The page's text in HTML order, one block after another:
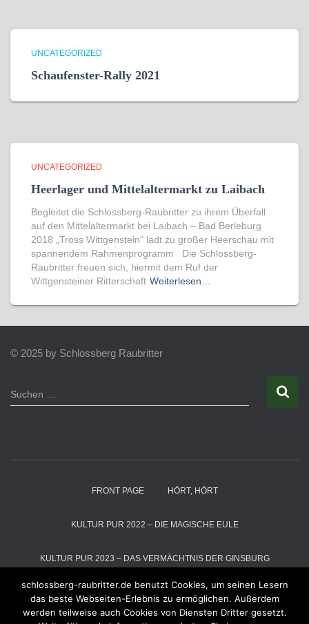
UNCATEGORIZED
Schaufenster-Rally 2021
UNCATEGORIZED
Heerlager und Mittelaltermarkt zu Laibach
Begleitet die Schlossberg-Raubritter zu ihrem Überfall
auf den Mittelaltermarkt bei Laibach – Bad Berleburg
2018 „Tross Wittgenstein“ lädt zu großer Heerschau mit
spannendem Rahmenprogramm Die Schlossberg-
Raubritter freuen sich, hiermit dem Ruf der
Wittgensteiner Ritterschaft Weiterlesen…
© 2025 by Schlossberg Raubritter
u
Suchen …
FRONT PAGE HÖRT, HÖRT
KULTUR PUR 2022 – DIE MAGISCHE EULE
KULTUR PUR 2023 – DAS VERMÄCHTNIS DER GINSBURG
KULTUR PUR 2024 – DIE SCHNEEKÖNIGIN
schlossberg-raubritter.de benutzt Cookies, um seinen Lesern
das beste Webseiten-Erlebnis zu ermöglichen. Außerdem
werden teilweise auch Cookies von Diensten Dritter gesetzt.